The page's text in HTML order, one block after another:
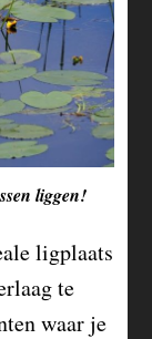
liggen!
ligplaats
te
waar je